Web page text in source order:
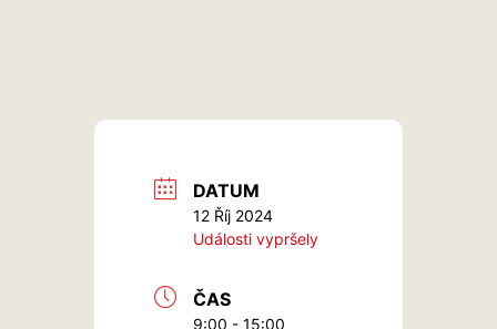
DATUM
12 Říj 2024
Události vypršely
ČAS
9:00 - 15:00